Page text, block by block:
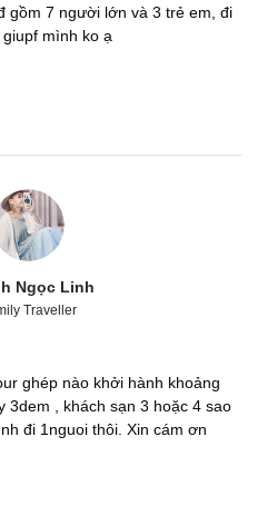
gồm 7 người lớn và 3 trẻ em, đi
mình ko ạ
Ngọc Linh
Traveller
ghép nào khởi hành khoảng
3dem , khách sạn 3 hoặc 4 sao
đi 1nguoi thôi. Xin cám ơn